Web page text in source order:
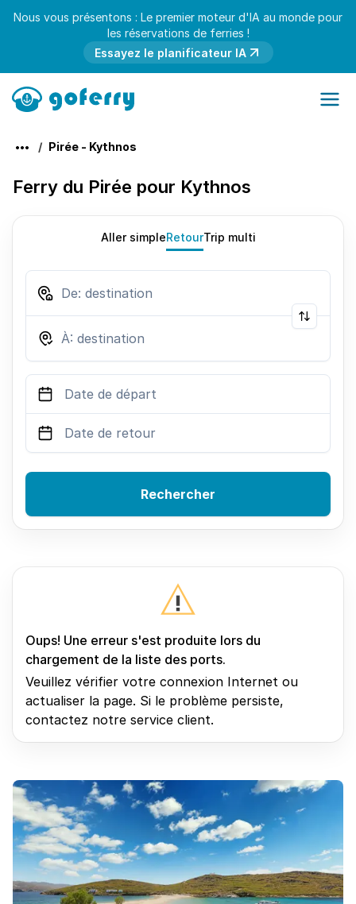
Nous vous présentons : Le premier moteur d'IA au monde pour
les réservations de ferries !
Essayez le planificateur IA
Pirée - Kythnos
Ferry du Pirée pour Kythnos
Aller simpleRetourTrip multi
Rechercher
Oups! Une erreur s'est produite lors du
chargement de la liste des ports.
Veuillez vérifier votre connexion Internet ou
actualiser la page. Si le problème persiste,
contactez notre service client.